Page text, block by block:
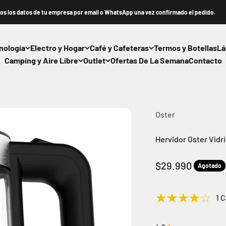
de tu empresa por email o WhatsApp una vez confirmado el pedido.
Electro y Hogar Café y Cafeteras Termos y Botellas
Camping y Aire Libre Outlet Ofertas De La SemanaContacto
Oster
Hervidor Oster
Precio de oferta
$29.990 Agotado
1